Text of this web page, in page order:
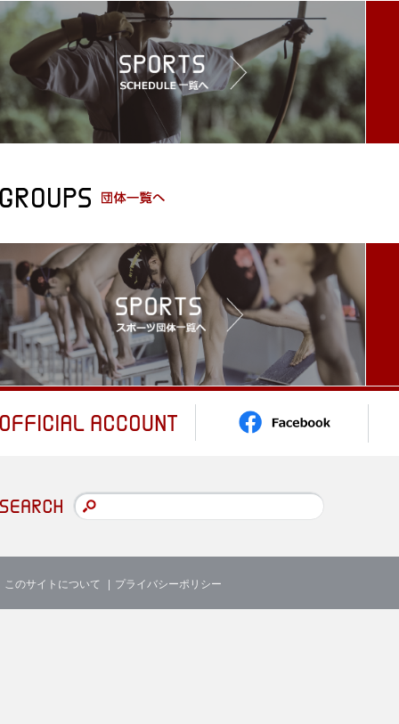
このサイトについて プライバシーポリシー